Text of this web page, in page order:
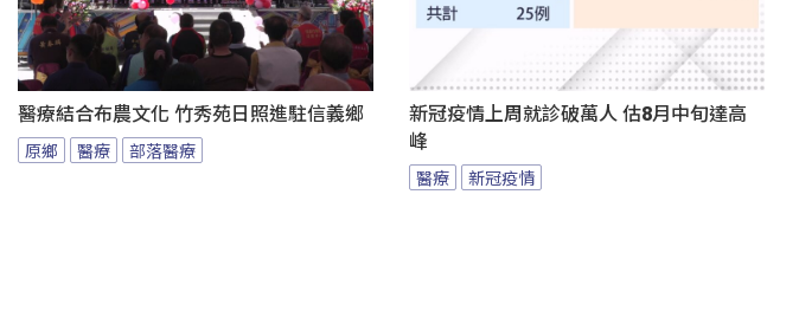
醫療結合布農文化 竹秀苑日照進駐信義鄉
原鄉 醫療 部落醫療
新冠疫情上周就診破萬人 估8月中旬達高
峰
醫療 新冠疫情